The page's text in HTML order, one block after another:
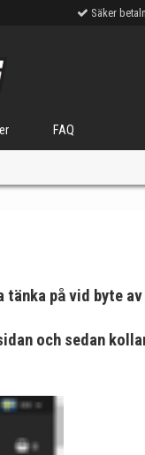
Säker
FAQ
VÄLJ
tänka på vid byte
och sedan